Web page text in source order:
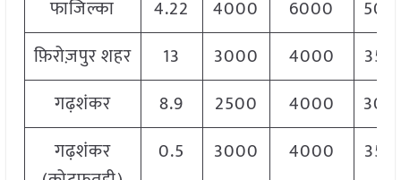
फाजिल्का
4.22 4000 6000
फ़िरोज़पुर शहर
13 3000 4000
गढ़शंकर
8.9 2500 4000
गढ़शंकर
0.5 3000 4000